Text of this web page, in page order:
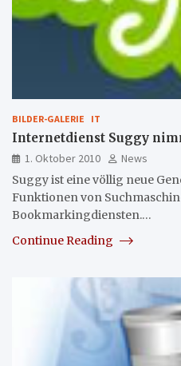
BILDER-GALERIE IT
Internetdienst Suggy
1. Oktober 2010
News
Suggy ist eine völlig neue
Funktionen von
Bookmarkingdiensten.…
Continue Reading